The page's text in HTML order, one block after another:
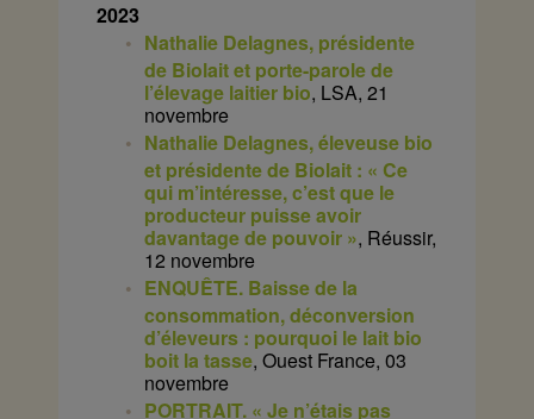
2023
Nathalie Delagnes, présidente
de Biolait et porte-parole de
l’élevage laitier bio, LSA, 21
novembre
Nathalie Delagnes, éleveuse bio
et présidente de Biolait : « Ce
qui m’intéresse, c’est que le
producteur puisse avoir
davantage de pouvoir », Réussir,
12 novembre
ENQUÊTE. Baisse de la
consommation, déconversion
d’éleveurs : pourquoi le lait bio
boit la tasse, Ouest France, 03
novembre
PORTRAIT. « Je n’étais pas